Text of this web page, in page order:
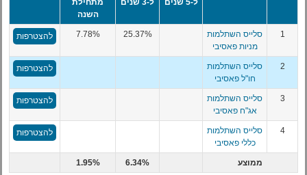
השנה
1
סלייס השתלמות
מניות פאסיבי
25.37%
7.78% להצטרפות
2
סלייס השתלמות
חו"ל פאסיבי
להצטרפות
3
סלייס השתלמות
אג"ח פאסיבי
להצטרפות
4
סלייס השתלמות
כללי פאסיבי
להצטרפות
ממוצע 6.34%
1.95%